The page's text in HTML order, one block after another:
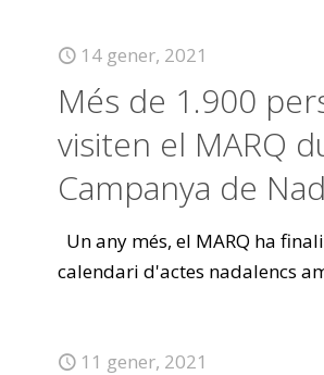
14 gener, 2021
Més de 1.900
visiten el MARQ
Campanya de
Un any més, el MARQ ha
calendari d'actes nadalencs
11 gener, 2021